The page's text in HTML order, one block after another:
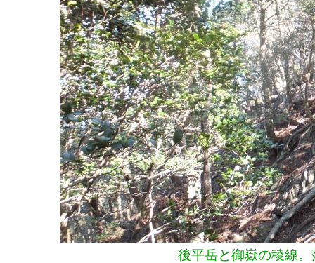
後平岳と御嶽の稜線